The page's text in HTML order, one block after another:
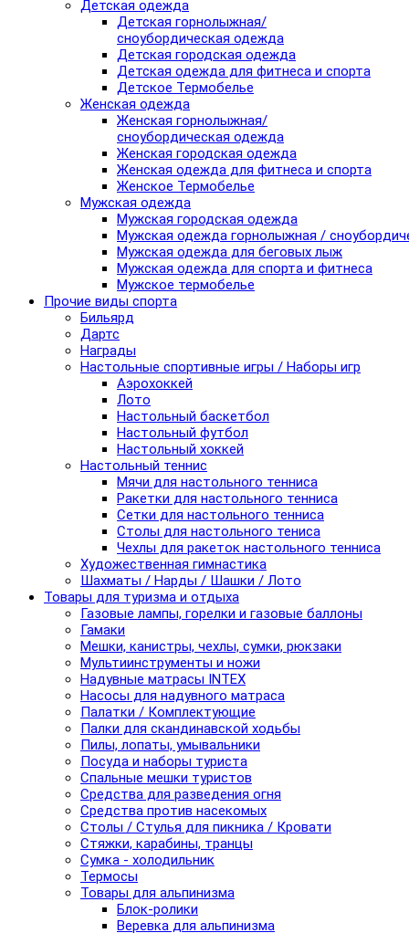
Детская одежда
Детская горнолыжная/
сноубордическая одежда
Детская городская одежда
Детская одежда для фитнеса и спорта
Детское Термобелье
Женская одежда
Женская горнолыжная/
сноубордическая одежда
Женская городская одежда
Женская одежда для фитнеса и спорта
Женское Термобелье
Мужская одежда
Мужская городская одежда
Мужская одежда горнолыжная /
Мужская одежда для беговых лыж
Мужская одежда для спорта и фитнеса
Мужское термобелье
Прочие виды спорта
Бильярд
Дартс
Награды
Настольные спортивные игры / Наборы игр
Аэрохоккей
Лото
Настольный баскетбол
Настольный футбол
Настольный хоккей
Настольный теннис
Мячи для настольного тенниса
Ракетки для настольного тенниса
Сетки для настольного тенниса
Столы для настольного тениса
Чехлы для ракеток настольного тенниса
Художественная гимнастика
Шахматы / Нарды / Шашки / Лото
Товары для туризма и отдыха
Газовые лампы, горелки и газовые баллоны
Гамаки
Мешки, канистры, чехлы, сумки, рюкзаки
Мультиинструменты и ножи
Надувные матрасы INTEX
Насосы для надувного матраса
Палатки / Комплектующие
Палки для скандинавской ходьбы
Пилы, лопаты, умывальники
Посуда и наборы туриста
Спальные мешки туристов
Средства для разведения огня
Средства против насекомых
Столы / Стулья для пикника / Кровати
Стяжки, карабины, транцы
Сумка - холодильник
Термосы
Товары для альпинизма
Блок-ролики
Веревка для альпинизма